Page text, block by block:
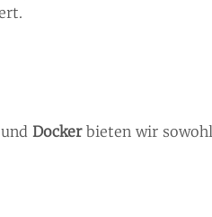
und Dockerbieten wir